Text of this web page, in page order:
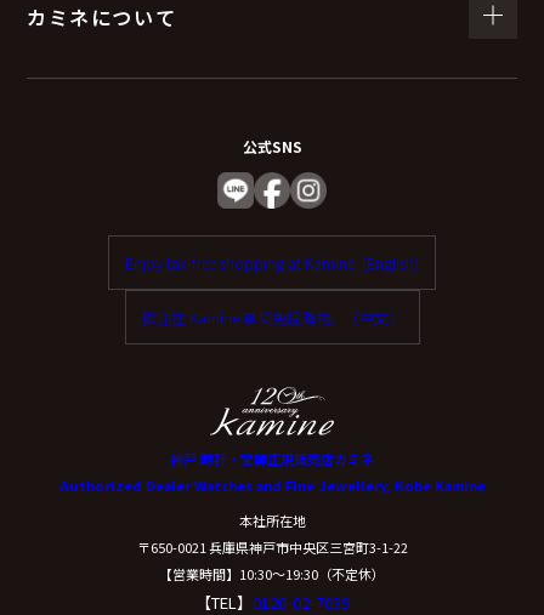
カミネについて
公式SNS
Enjoy tax-free shopping at Kamine. (English)
歡迎在 Kamine 享受免稅購物。（中文）
神戸 時計・宝飾正規販売店カミネ
Authorized Dealer Watches and Fine Jewellery, Kobe Kamine
本社所在地
〒650-0021 兵庫県神戸市中央区三宮町3-1-22
【営業時間】10:30〜19:30（不定休）
【TEL】 0120-02-7039